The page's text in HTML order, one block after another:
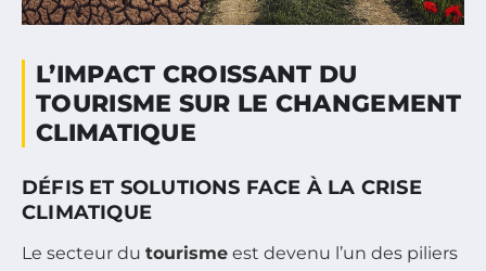
L’IMPACT CROISSANT DU
TOURISME SUR LE CHANGEMENT
CLIMATIQUE
DÉFIS ET SOLUTIONS FACE À LA CRISE
CLIMATIQUE
Le secteur du tourisme est devenu l’un des piliers